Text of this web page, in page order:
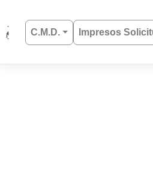
contenidoC.M.D. Impresos